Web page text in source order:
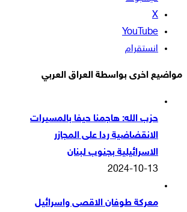
‫X
‫YouTube
انستقرام
مواضيع اخرى بواسطة العراق العربي
حزب الله: هاجمنا حيفا بالمسيرات
الانقضاضية ردا على المجازر
الاسرائيلية بجنوب لبنان
2024-10-13
معركة طوفان الاقصى واسرائيل